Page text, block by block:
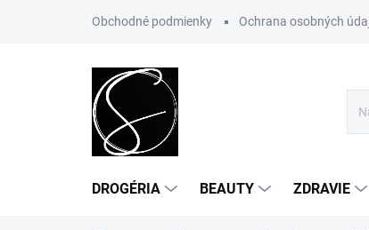
Obchodné podmienky Ochrana osobných
DROGÉRIA BEAUTY ZDRAVIE